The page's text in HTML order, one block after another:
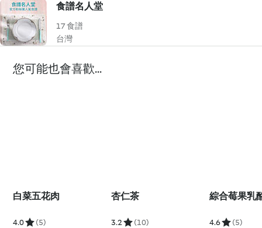
食譜名人堂
17 食譜
台灣
您可能也會喜歡...
白菜五花肉
4.0 (5)
杏仁茶
3.2 (10)
綜合莓果乳
4.6 (5)